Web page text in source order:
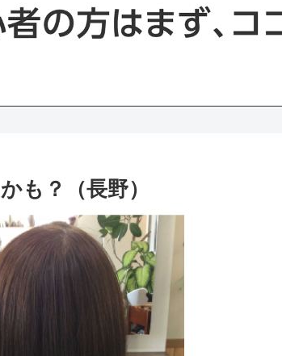
も？（長野）